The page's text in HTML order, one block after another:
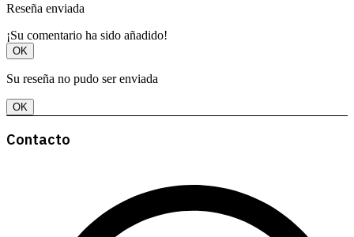
Reseña enviada
¡Su comentario ha sido añadido!
OK
Su reseña no pudo ser enviada
OK
Contacto